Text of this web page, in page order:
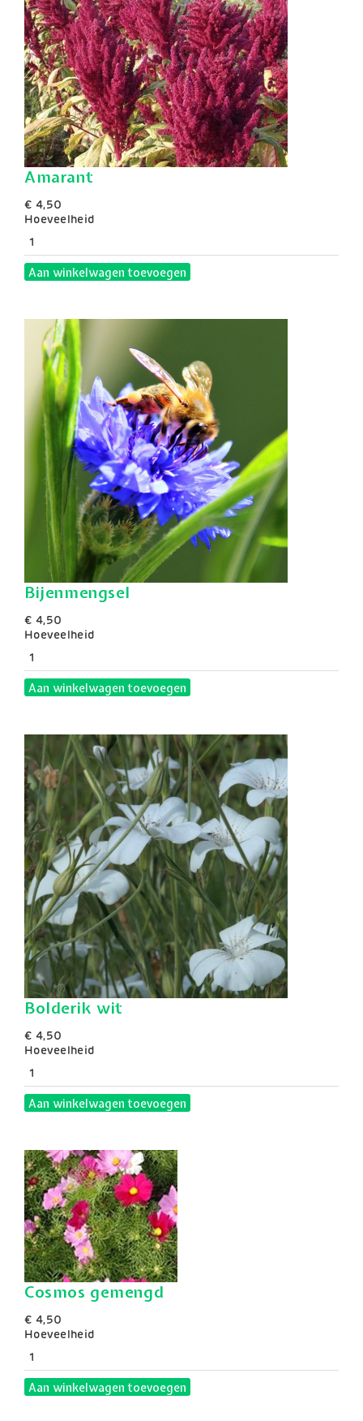
Amarant
€ 4,50
Hoeveelheid
Aan winkelwagen toevoegen
Bijenmengsel
€ 4,50
Hoeveelheid
Aan winkelwagen toevoegen
Bolderik wit
€ 4,50
Hoeveelheid
Aan winkelwagen toevoegen
Cosmos gemengd
€ 4,50
Hoeveelheid
Aan winkelwagen toevoegen